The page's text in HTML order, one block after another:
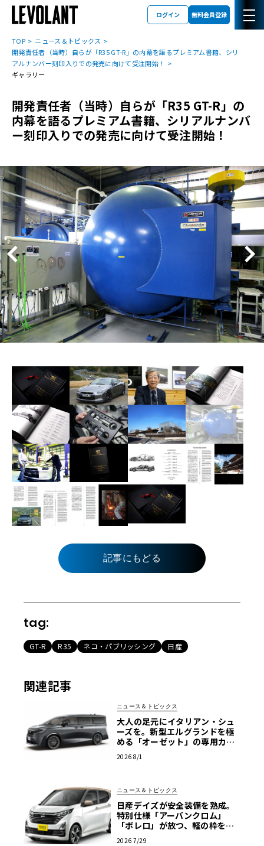
ログイン 無料会員登録
TOP
ニュース＆トピックス
開発責任者（当時）自らが「R35 GT-R」の内幕を語るプレミアム書籍、シリ
アルナンバー刻印入りでの発売に向けて受注開始！
ギャラリー
開発責任者（当時）自らが「R35 GT-R」の
内幕を語るプレミアム書籍、シリアルナンバ
ー刻印入りでの発売に向けて受注開始！
記事にもどる
tag:
GT-R R35 ネコ・パブリッシング 日産
関連記事
ニュース＆トピックス
大人の足元にイタリアン・シュ
ーズを。新型エルグランドを極
める「オーゼット」の専用カス
2026 8/1
ニュース＆トピックス
日産デイズが安全装備を熟成。
特別仕様「アーバンクロム」
「ボレロ」が放つ、軽の枠を超
2026 7/29